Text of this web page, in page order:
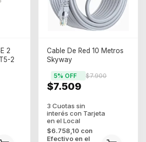
2
2
Cable De Red 10 Metros
Skyway
$7.509
$7.900
5% OFF
$6.758,10 con
Efectivo en el